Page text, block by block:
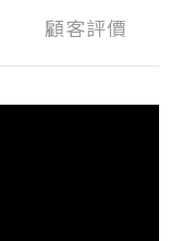
顧客評價